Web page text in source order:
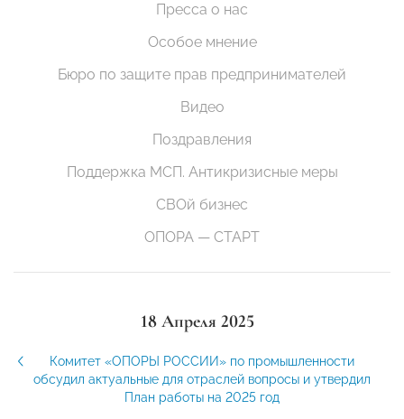
Пресса о нас
Особое мнение
Бюро по защите прав предпринимателей
Видео
Поздравления
Поддержка МСП. Антикризисные меры
СВОй бизнес
ОПОРА — СТАРТ
18 Апреля 2025
Комитет «ОПОРЫ РОССИИ» по промышленности
обсудил актуальные для отраслей вопросы и утвердил
План работы на 2025 год